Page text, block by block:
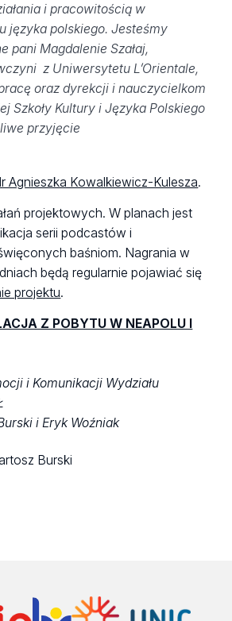
i pracowitością w
języka polskiego. Jesteśmy
pani Magdalenie Szałaj,
z Uniwersytetu L’Orientale,
oraz dyrekcji i nauczycielkom
Szkoły Kultury i Języka Polskiego
przyjęcie
Agnieszka Kowalkiewicz-Kulesza.
projektowych. W planach jest
serii podcastów i
baśniom. Nagrania w
będą regularnie pojawiać się
projektu.
Z POBYTU W NEAPOLU I
i Komunikacji Wydziału
i Eryk Woźniak
Burski